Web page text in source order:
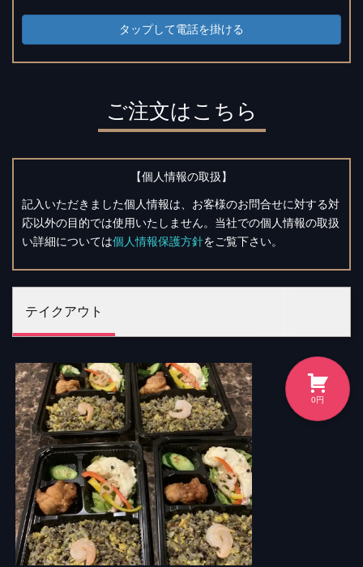
タップして電話を掛ける
ご注文はこちら
【個人情報の取扱】
記入いただきました個人情報は、お客様のお問合せに対する対
応以外の目的では使用いたしません。当社での個人情報の取扱
い詳細については個人情報保護方針をご覧下さい。
テイクアウト
0円